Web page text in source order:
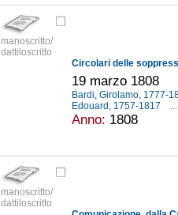
manoscritto/
dattiloscritto
19 marzo 1808
Bardi, Girolamo, 1777-
Edouard, 1757-1817
Anno: 1808
manoscritto/
dattiloscritto